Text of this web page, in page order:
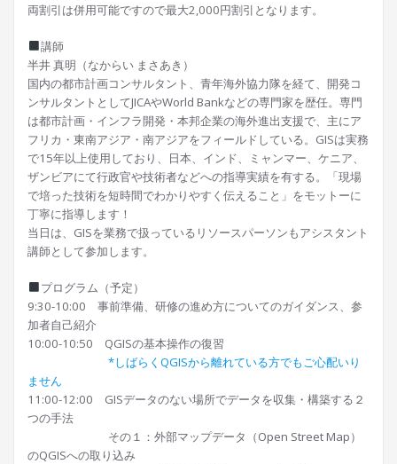
両割引は併用可能ですので最大2,000円割引となります。
講師
半井 真明（なからい まさあき）
国内の都市計画コンサルタント、青年海外協力隊を経て、開発コ
ンサルタントとしてJICAやWorld Bankなどの専門家を歴任。専門
は都市計画・インフラ開発・本邦企業の海外進出支援で、主にア
フリカ・東南アジア・南アジアをフィールドしている。GISは実務
で15年以上使用しており、日本、インド、ミャンマー、ケニア、
ザンビアにて行政官や技術者などへの指導実績を有する。「現場
で培った技術を短時間でわかりやすく伝えること」をモットーに
丁寧に指導します！
当日は、GISを業務で扱っているリソースパーソンもアシスタント
講師として参加します。
プログラム（予定）
9:30-10:00 事前準備、研修の進め方についてのガイダンス、参
加者自己紹介
10:00-10:50 QGISの基本操作の復習
*しばらくQGISから離れている方でもご心配いり
ません
11:00-12:00 GISデータのない場所でデータを収集・構築する２
つの手法
その１：外部マップデータ（Open Street Map）
のQGISへの取り込み